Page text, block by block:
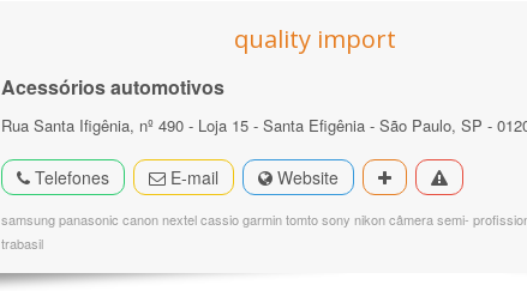
quality import
Acessórios automotivos
Rua Santa Ifigênia, nº 490 - Loja 15 - Santa Efigênia - São Paulo, SP -
Telefones E-mail Website
samsung panasonic canon nextel cassio garmin tomto sony nikon câmera semi-
trabasil